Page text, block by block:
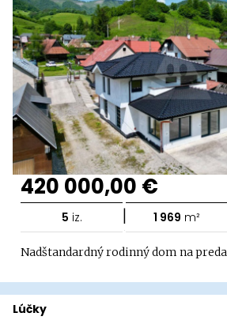
420 000,00 €
5 iz. | 1 969 m²
Nadštandardný rodinný dom na
Lúčky